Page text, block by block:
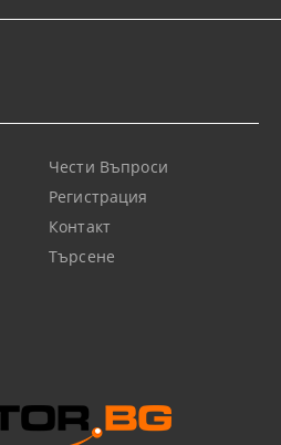
Чести Въпроси
Регистрация
Контакт
Търсене